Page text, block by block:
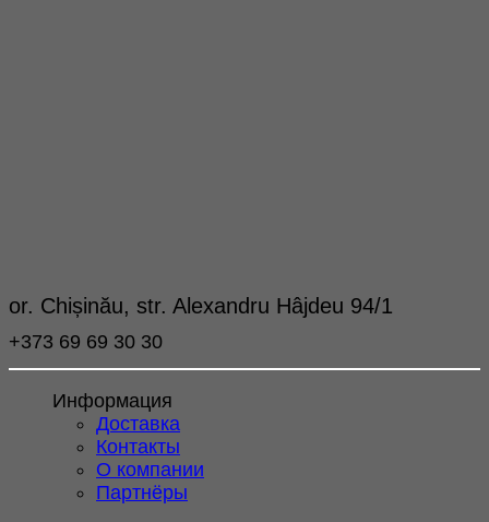
or. Chișinău, str. Alexandru Hâjdeu 94/1
+373 69 69 30 30
Информация
Доставка
Контакты
О компании
Партнёры